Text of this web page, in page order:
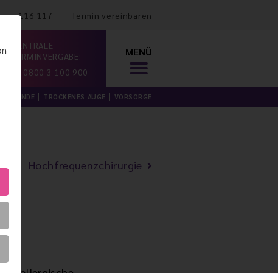
116 117 Termin vereinbaren
ZENTRALE
TERMINVERGABE:
0800 3 100 900
MENÜ
TROCKENES AUGE VORSORGE
Hochfrequenzchirurgie